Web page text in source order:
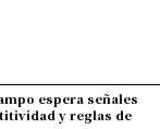
espera señales
y reglas de